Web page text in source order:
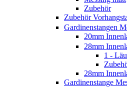
Zubehör
Zubehör
Gardinenstangen
20mm
28mm
1 -
28mm
Gardinenstange